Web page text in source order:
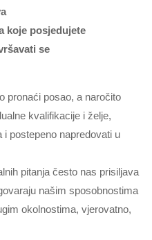
koje posjedujete
se
pronaći posao, a naročito
kvalifikacije i želje,
i postepeno napredovati u
pitanja često nas prisiljava
našim sposobnostima
okolnostima, vjerovatno,